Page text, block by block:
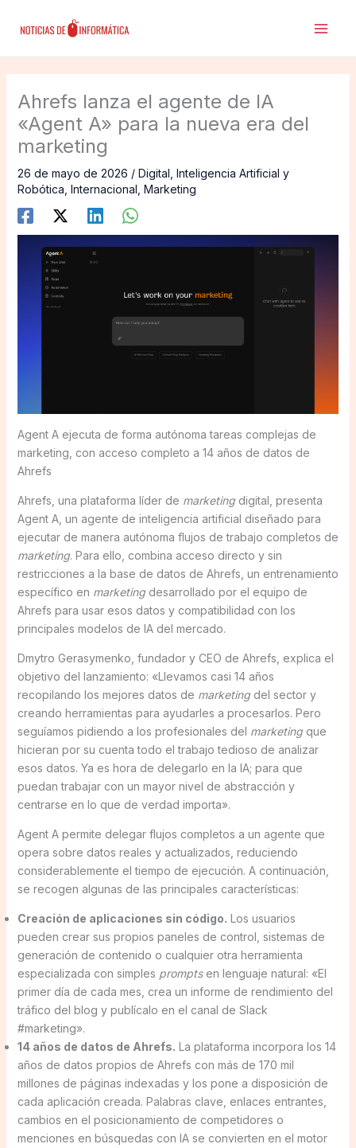
Ahrefs lanza el agente de IA
«Agent A» para la nueva era del
marketing
26 de mayo de 2026 / Digital Inteligencia Artificial y
Robótica Internacional Marketing
Agent A ejecuta de forma autónoma tareas complejas de
marketing, con acceso completo a 14 años de datos de
Ahrefs
Ahrefs, una plataforma líder de marketingdigital, presenta
Agent A, un agente de inteligencia artificial diseñado para
ejecutar de manera autónoma flujos de trabajo completos de
marketing. Para ello, combina acceso directo y sin
restricciones a la base de datos de Ahrefs, un entrenamiento
específico en marketingdesarrollado por el equipo de
Ahrefs para usar esos datos y compatibilidad con los
principales modelos de IA del mercado.
Dmytro Gerasymenko, fundador y CEO de Ahrefs, explica el
objetivo del lanzamiento: «Llevamos casi 14 años
recopilando los mejores datos de marketingdel sector y
creando herramientas para ayudarles a procesarlos. Pero
seguíamos pidiendo a los profesionales del marketing que
hicieran por su cuenta todo el trabajo tedioso de analizar
esos datos. Ya es hora de delegarlo en la IA; para que
puedan trabajar con un mayor nivel de abstracción y
centrarse en lo que de verdad importa».
Agent A permite delegar flujos completos a un agente que
opera sobre datos reales y actualizados, reduciendo
considerablemente el tiempo de ejecución. A continuación,
se recogen algunas de las principales características:
Creación de aplicaciones sin código. Los usuarios
pueden crear sus propios paneles de control, sistemas de
generación de contenido o cualquier otra herramienta
especializada con simples prompts en lenguaje natural: «El
primer día de cada mes, crea un informe de rendimiento del
tráfico del blog y publícalo en el canal de Slack
#marketing».
14 años de datos de Ahrefs. La plataforma incorpora los 14
años de datos propios de Ahrefs con más de 170 mil
millones de páginas indexadas y los pone a disposición de
cada aplicación creada. Palabras clave, enlaces entrantes,
cambios en el posicionamiento de competidores o
menciones en búsquedas con IA se convierten en el motor